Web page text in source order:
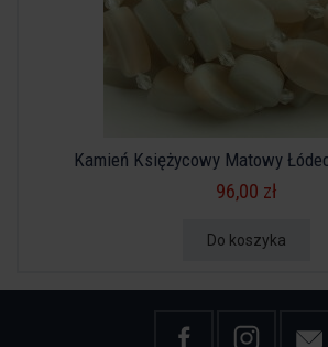
Kamień Księżycowy Matowy
96,00 zł
Do koszyka